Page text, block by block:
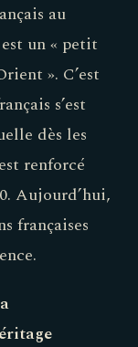
au
un « petit
». C’est
s’est
dès les
renforcé
Aujourd’hui,
françaises